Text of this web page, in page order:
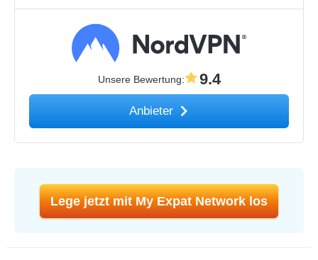
Unsere Bewertung: 9.4
Anbieter
Lege jetzt mit My Expat Network los